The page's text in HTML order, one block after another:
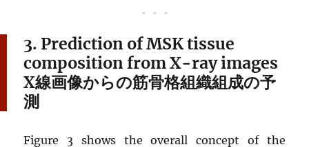
3. Prediction of MSK tissue
composition from X-ray images
X線画像からの筋骨格組織組成の予
測
Figure 3 shows the overall concept of the